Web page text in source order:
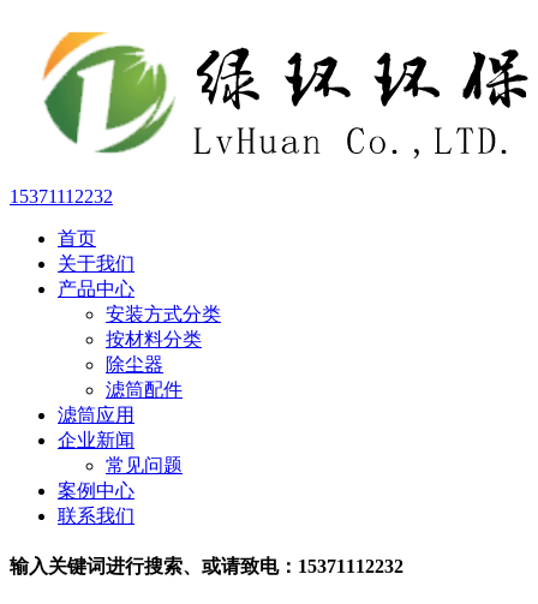
15371112232
首页
关于我们
产品中心
安装方式分类
按材料分类
除尘器
滤筒配件
滤筒应用
企业新闻
常见问题
案例中心
联系我们
输入关键词进行搜索、或请致电：15371112232